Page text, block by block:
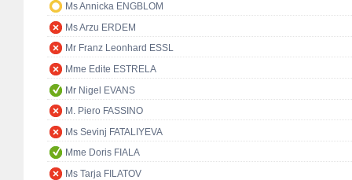
Ms Annicka ENGBLOM
Ms Arzu ERDEM
Mr Franz Leonhard ESSL
Mme Edite ESTRELA
Mr Nigel EVANS
M. Piero FASSINO
Ms Sevinj FATALIYEVA
Mme Doris FIALA
Ms Tarja FILATOV